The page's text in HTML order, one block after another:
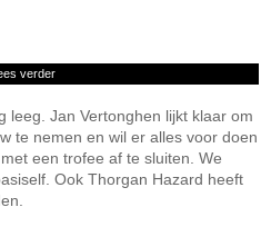
verder
leeg. Jan Vertonghen lijkt klaar om
te nemen en wil er alles voor doen
een trofee af te sluiten. We
Ook Thorgan Hazard heeft